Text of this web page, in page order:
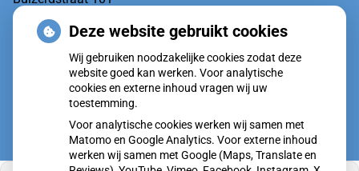
6601 AT Wijchen
(spoed optie1) 024-7600020
Deze website gebruikt cookies
Wij gebruiken noodzakelijke cookies zodat deze
website goed kan werken. Voor analytische
cookies en externe inhoud vragen wij uw
toestemming.
Voor analytische cookies werken wij samen met
Matomo en Google Analytics. Voor externe inhoud
werken wij samen met Google (Maps, Translate en